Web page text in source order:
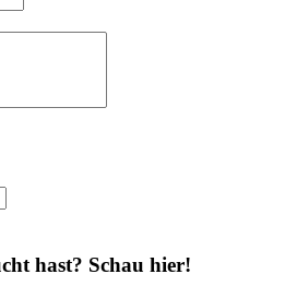
hast? Schau hier!